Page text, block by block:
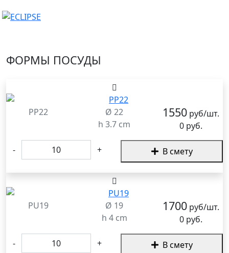
ФОРМЫ ПОСУДЫ
PP22
Ø 22
h 3.7 cm
1550руб/шт.
0 руб.
- + В смету
PU19
Ø 19
h 4 cm
1700руб/шт.
0 руб.
- + В смету